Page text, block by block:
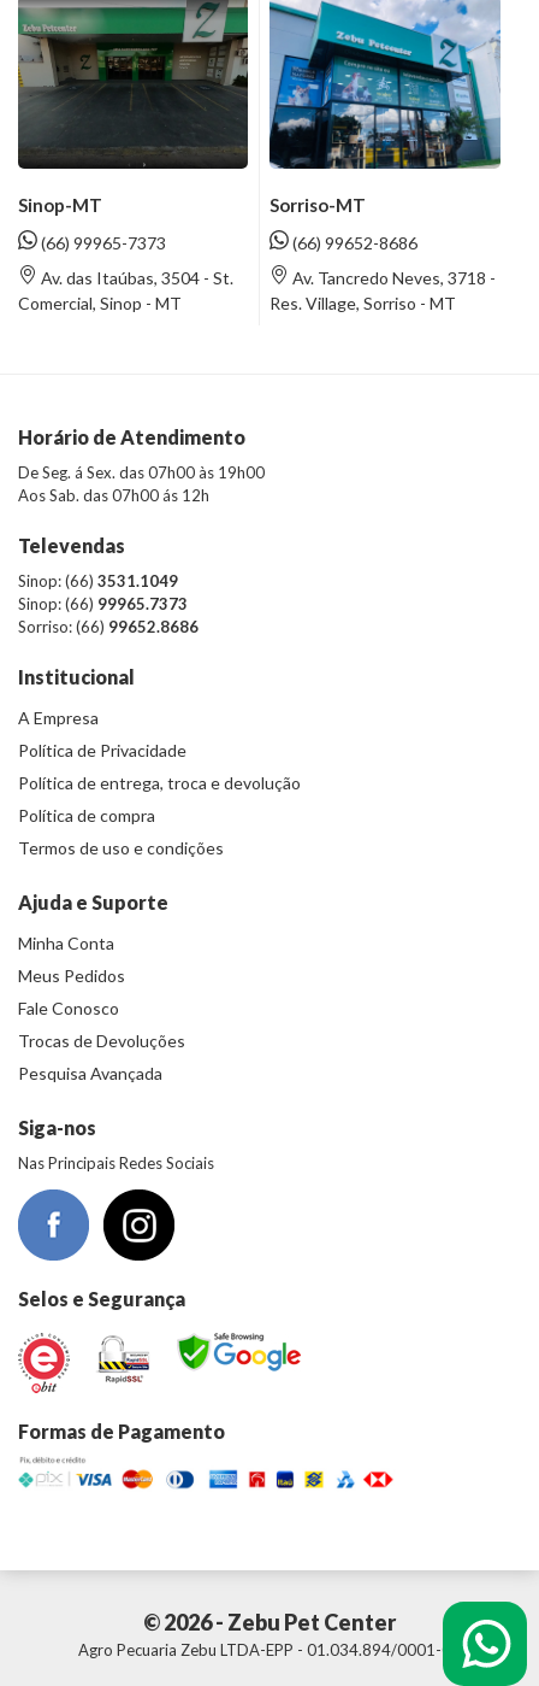
Sinop-MT
(66) 99965-7373
Av. das Itaúbas, 3504 - St.
Comercial, Sinop - MT
Sorriso-MT
(66) 99652-8686
Av. Tancredo Neves, 3718 -
Res. Village, Sorriso - MT
Horário de Atendimento
De Seg. á Sex. das 07h00 às 19h00
Aos Sab. das 07h00 ás 12h
Televendas
Sinop: (66) 3531.1049
Sinop: (66) 99965.7373
Sorriso: (66) 99652.8686
Institucional
A Empresa
Política de Privacidade
Política de entrega, troca e devolução
Política de compra
Termos de uso e condições
Ajuda e Suporte
Minha Conta
Meus Pedidos
Fale Conosco
Trocas de Devoluções
Pesquisa Avançada
Siga-nos
Nas Principais Redes Sociais
Selos e Segurança
Formas de Pagamento
© 2026 - Zebu Pet Center
Agro Pecuaria Zebu LTDA-EPP - 01.034.894/0001-01